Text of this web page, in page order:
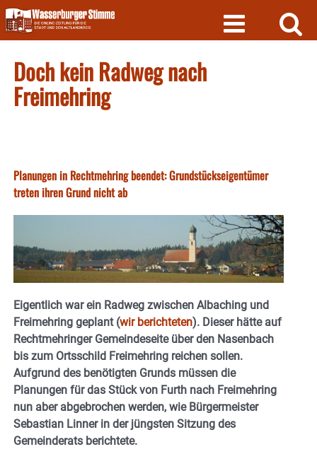
Skip
to
content
Doch kein Radweg nach
Freimehring
Planungen in Rechtmehring beendet: Grundstückseigentümer
treten ihren Grund nicht ab
Eigentlich war ein Radweg zwischen Albaching und
Freimehring geplant (wir berichteten). Dieser hätte auf
Rechtmehringer Gemeindeseite über den Nasenbach
bis zum Ortsschild Freimehring reichen sollen.
Aufgrund des benötigten Grunds müssen die
Planungen für das Stück von Furth nach Freimehring
nun aber abgebrochen werden, wie Bürgermeister
Sebastian Linner in der jüngsten Sitzung des
Gemeinderats berichtete.